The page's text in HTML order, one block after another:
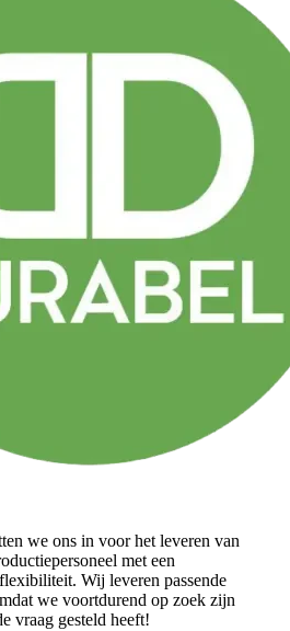
we ons in voor het leveren van
met een
Wij leveren passende
we voortdurend op zoek zijn
vraag gesteld heeft!